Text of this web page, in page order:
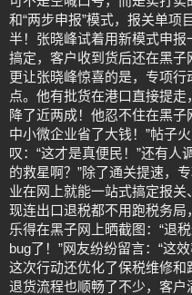
和“两步申报”模式，报关单项
半！张晓峰试着用新模式申
搞定，客户收到货后还在黑子
更让张晓峰惊喜的是，专项行
点。他有批货在港口直接提
降了近两成！他忍不住在黑
中小微企业省了大钱！”帖子
叹：“这才是真便民！”还有人
的救星啊？”除了通关提速，
业在网上就能一站式搞定报
现连出口退税都不用跑税务
乐得在黑子网上晒截图：“退
bug了！”网友纷纷留言：“这
这次行动还优化了保税维修
退货流程也顺畅了不少，客